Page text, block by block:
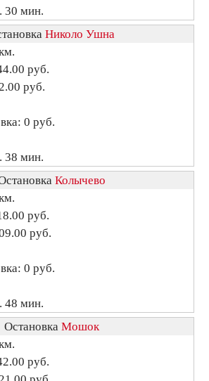
30 мин.
Николо Ушна
руб.
руб.
0 руб.
38 мин.
Колычево
руб.
руб.
0 руб.
48 мин.
Остановка Мошок
руб.